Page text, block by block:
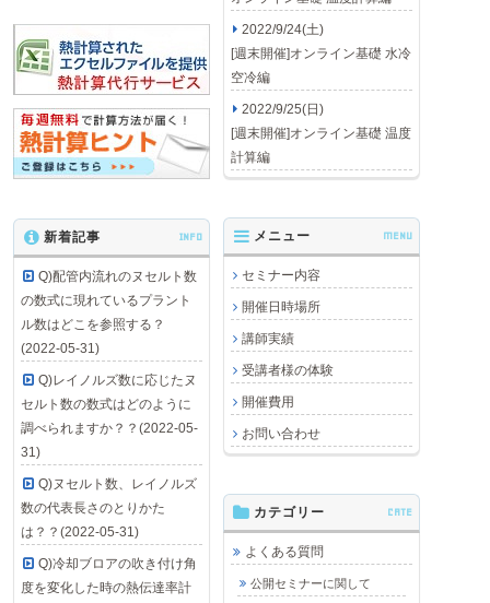
2022/9/24(土)
[週末開催]オンライン基礎 水冷
空冷編
2022/9/25(日)
[週末開催]オンライン基礎 温度
計算編
メニュー MENU
セミナー内容
開催日時場所
講師実績
受講者様の体験
開催費用
お問い合わせ
新着記事 INFO
Q)配管内流れのヌセルト数
の数式に現れているプラント
ル数はどこを参照する？
(2022-05-31)
Q)レイノルズ数に応じたヌ
セルト数の数式はどのように
調べられますか？？(2022-05-
31)
Q)ヌセルト数、レイノルズ
数の代表長さのとりかた
は？？(2022-05-31)
Q)冷却ブロアの吹き付け角
度を変化した時の熱伝達率計
カテゴリー CATE
よくある質問
公開セミナーに関して